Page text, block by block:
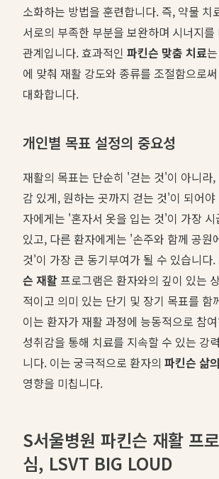
소화하는 방법을 훈련합니다. 즉, 약물 치
서로의 부족한 부분을 보완하며 시너지를
관계입니다. 효과적인 파킨슨 맞춤 치료
에 맞춰 재활 강도와 종류를 조절함으로
대화합니다.
개인별 목표 설정의 중요성
재활의 목표는 단순히 '걷는 것'이 아니라
감 있게, 원하는 곳까지 걷는 것'이 되어
자에게는 '혼자서 옷을 입는 것'이 가장
있고, 다른 환자에게는 '손주와 함께 공원
것'이 가장 큰 동기부여가 될 수 있습니다.
슨 재활프로그램은 환자와의 깊이 있는
적이고 의미 있는 단기 및 장기 목표를 함
이는 환자가 재활 과정에 능동적으로 참
성취감을 통해 치료를 지속할 수 있는 강
니다. 이는 궁극적으로 환자의 파킨슨 삶
영향을 미칩니다.
S서울병원 파킨슨 재활 프
심, LSVT BIG LOUD